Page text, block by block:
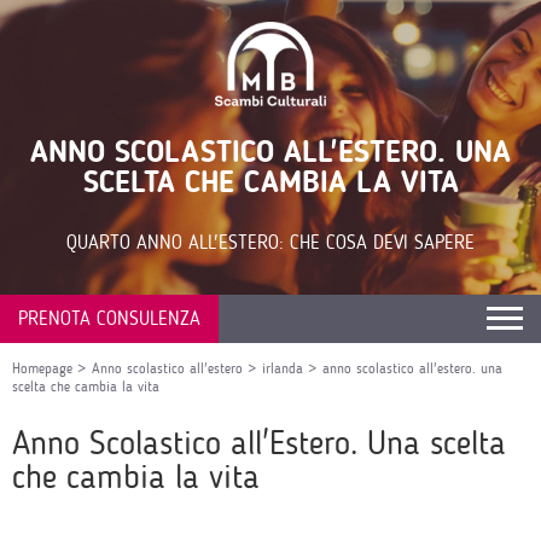
ANNO SCOLASTICO ALL'ESTERO. UNA
SCELTA CHE CAMBIA LA VITA
QUARTO ANNO ALL'ESTERO: CHE COSA DEVI SAPERE
PRENOTA CONSULENZA
Homepage > Anno scolastico all'estero > irlanda > anno scolastico all'estero. una
scelta che cambia la vita
Anno Scolastico all'Estero. Una scelta
che cambia la vita